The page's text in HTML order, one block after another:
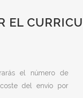
EL
el número de
del envío por